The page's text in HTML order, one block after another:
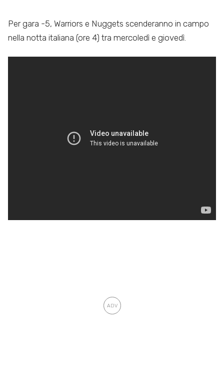
Per gara -5, Warriors e Nuggets scenderanno in campo
nella notta italiana (ore 4) tra mercoledì e giovedì.